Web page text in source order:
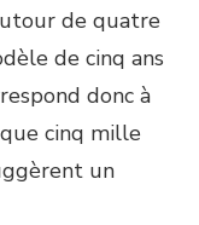
de quatre
de cinq ans
donc à
cinq mille
un